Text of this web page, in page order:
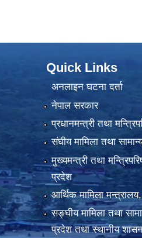
Quick Links
अनलाइन घटना दर्ता
नेपाल सरकार
प्रधानमन्त्री तथा
संघीय मामिला तथा
मुख्यमन्त्री तथा
प्रदेश
आर्थिक मामिला
सङ्घीय मामिला तथा
प्रदेश तथा स्थानीय